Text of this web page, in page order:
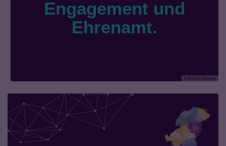
© Bistum Aachen